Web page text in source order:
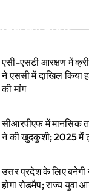
Recent Posts
एसी-एसटी आरक्षण में
ने एससी में दाखिल किया
की मांग
सीआरपीएफ में मानसिक
ने की खुदकुशी; 2025 में
उत्तर प्रदेश के लिए
होगा रोडमैप; राज्य